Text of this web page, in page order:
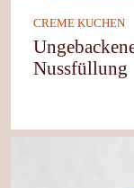
CREME KUCHEN
Nussfüllung